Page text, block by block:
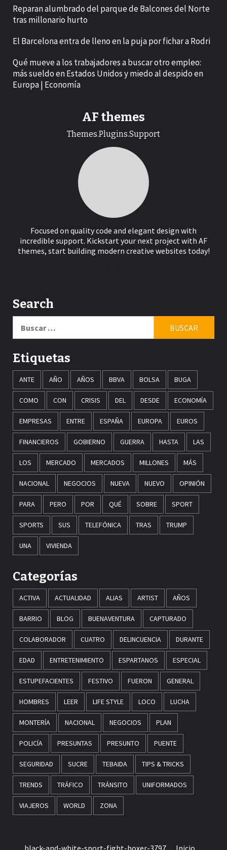
Reparan alumbrado del parque de Balcones del Norte
tras millonario hurto
El Barcelona entra de lleno en la puja por fichar a Rodri
Qué mueve a los trabajadores a buscar otro empleo:
más sueldo en Estados Unidos y miedo al despido en
Europa | Economía
AF themes
Themes.Plugins.Support
Focused on quality code and elegant design with
incredible support. Kickstart your next project with AF
themes, start building modern creative websites today!
Search
Etiquetas
ANTE AÑO AÑOS BBVA BOLSA BUGA
COMO CON CRISIS DEL DESDE ECONOMÍA
EMPRESAS ENTRE ESPAÑA EUROPA EUROS
FINANCIEROS GOBIERNO GUERRA HASTA LAS
LOS MERCADO MERCADOS MILLONES MÁS
NACIONAL NEGOCIOS NUEVA NUEVO OPINIÓN
PARA PERO POR QUÉ SOBRE SPORT
SPORTS SUS TELEFÓNICA TRAS TRUMP
UNA VIVIENDA
Categorías
ACTIVA ACTUALIDAD ALIAS ARTIST AÑOS
BARRIO BLOG BUENAVENTURA CAPTURADO
COLABORADOR CUATRO DELINCUENCIA DURANTE
EDAD ENTRETENIMIENTO ESPARTANOS ESPECIAL
ESTUPEFACIENTES FESTIVO FUERON GENERAL
HOMBRES LEER LIFE STYLE LOCO LUCHA
MONTERÍA NACIONAL NEGOCIOS PLAN
POLICÍA PRESUNTAS PRESUNTO PUENTE
SEGURIDAD SUCRE TEBAIDA TIPS & TRICKS
TRENDS TRÁFICO TRÁNSITO UNIFORMADOS
VIAJEROS WORLD ZONA